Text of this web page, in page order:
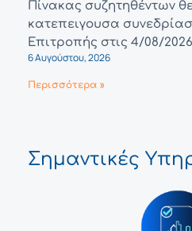
Πίνακας συζητηθέντων
κατεπειγουσα
Επιτροπής στις 4/08/2026
6 Αυγούστου, 2026
Περισσότερα »
Σημαντικές